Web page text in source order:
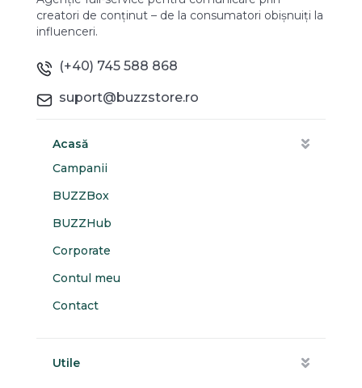
creatori de conținut – de la consumatori obișnuiți la
influenceri.
(+40) 745 588 868
suport@buzzstore.ro
Acasă
Campanii
BUZZBox
BUZZHub
Corporate
Contul meu
Contact
Utile